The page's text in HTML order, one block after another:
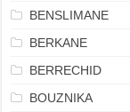
BENSLIMANE
BERKANE
BERRECHID
BOUZNIKA